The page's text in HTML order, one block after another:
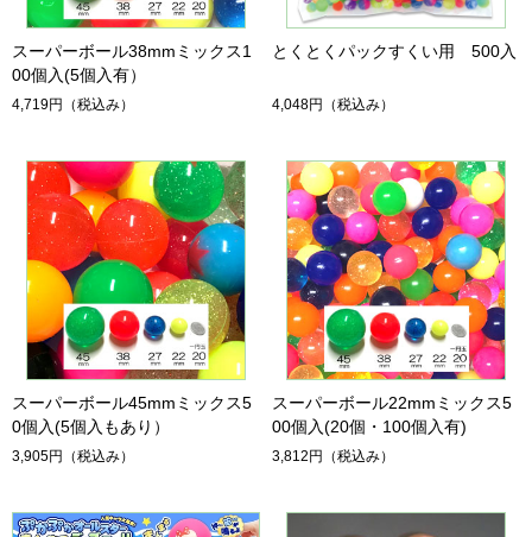
スーパーボール38mmミックス1
00個入(5個入有）
4,719円 （税込み）
とくとくパックすくい用 500入
4,048円 （税込み）
スーパーボール45mmミックス5
0個入(5個入もあり）
3,905円 （税込み）
スーパーボール22mmミックス5
00個入(20個・100個入有)
3,812円 （税込み）